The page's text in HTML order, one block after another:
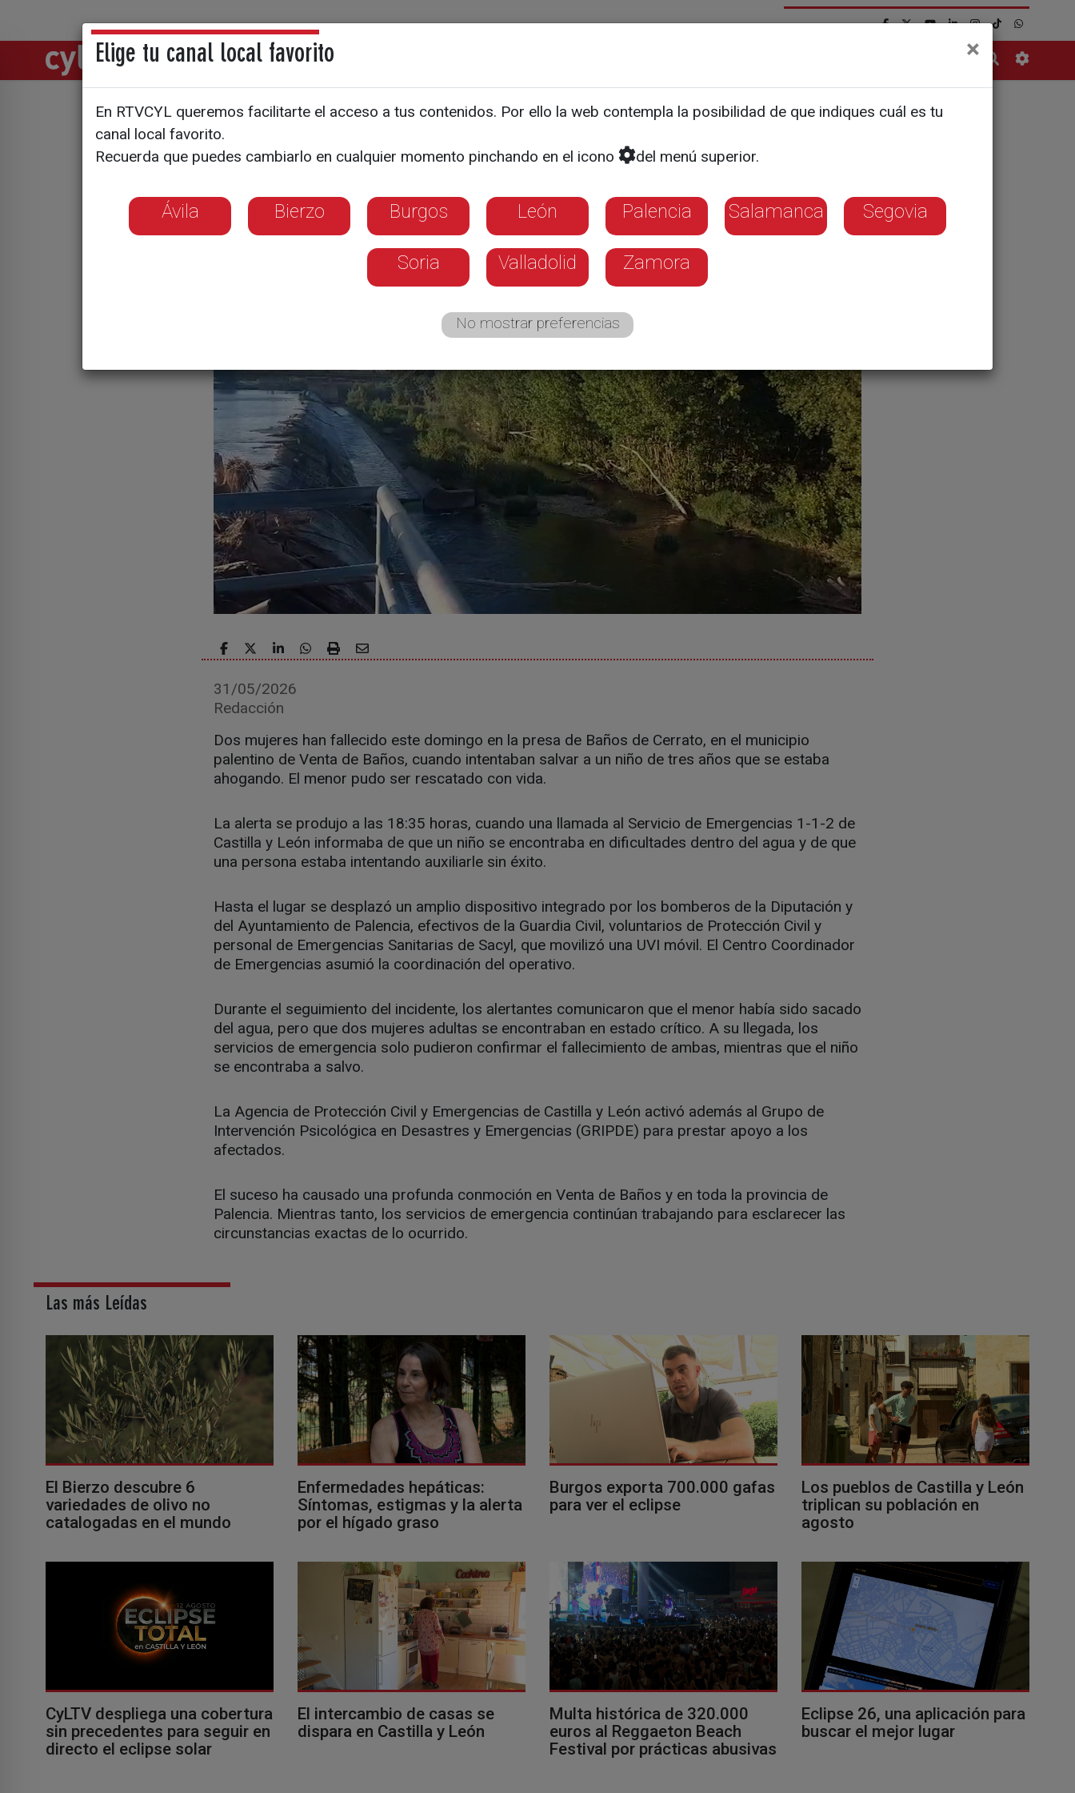
Directos Noticias
Tragedia en Palencia: dos mujeres fallecen
en la presa de Baños de Cerrato
Un niño de tres años fue rescatado con vida en el mismo suceso
31/05/2026
Redacción
Dos mujeres han fallecido este domingo en la presa de Baños de Cerrato, en el municipio
palentino de Venta de Baños, cuando intentaban salvar a un niño de tres años que se estaba
ahogando. El menor pudo ser rescatado con vida.
La alerta se produjo a las 18:35 horas, cuando una llamada al Servicio de Emergencias 1-1-2 de
Castilla y León informaba de que un niño se encontraba en dificultades dentro del agua y de que
una persona estaba intentando auxiliarle sin éxito.
Hasta el lugar se desplazó un amplio dispositivo integrado por los bomberos de la Diputación y
del Ayuntamiento de Palencia, efectivos de la Guardia Civil, voluntarios de Protección Civil y
personal de Emergencias Sanitarias de Sacyl, que movilizó una UVI móvil. El Centro Coordinador
de Emergencias asumió la coordinación del operativo.
Durante el seguimiento del incidente, los alertantes comunicaron que el menor había sido sacado
del agua, pero que dos mujeres adultas se encontraban en estado crítico. A su llegada, los
servicios de emergencia solo pudieron confirmar el fallecimiento de ambas, mientras que el niño
se encontraba a salvo.
La Agencia de Protección Civil y Emergencias de Castilla y León activó además al Grupo de
Intervención Psicológica en Desastres y Emergencias (GRIPDE) para prestar apoyo a los
afectados.
El suceso ha causado una profunda conmoción en Venta de Baños y en toda la provincia de
Palencia. Mientras tanto, los servicios de emergencia continúan trabajando para esclarecer las
circunstancias exactas de lo ocurrido.
Las más Leídas
El Bierzo descubre 6
variedades de olivo no
catalogadas en el mundo
Enfermedades hepáticas:
Síntomas, estigmas y la alerta
por el hígado graso
Burgos exporta 700.000 gafas
para ver el eclipse
Los pueblos de Castilla y León
triplican su población en
agosto
CyLTV despliega una cobertura
sin precedentes para seguir en
directo el eclipse solar
El intercambio de casas se
dispara en Castilla y León
Multa histórica de 320.000
euros al Reggaeton Beach
Festival por prácticas abusivas
Eclipse 26, una aplicación para
buscar el mejor lugar
Elige tu canal local favorito ×
En RTVCYL queremos facilitarte el acceso a tus contenidos. Por ello la web contempla la posibilidad de que indiques cuál es tu
canal local favorito.
Recuerda que puedes cambiarlo en cualquier momento pinchando en el icono
del menú superior.
Ávila Bierzo Burgos León Palencia Salamanca Segovia
Soria Valladolid Zamora
No mostrar preferencias